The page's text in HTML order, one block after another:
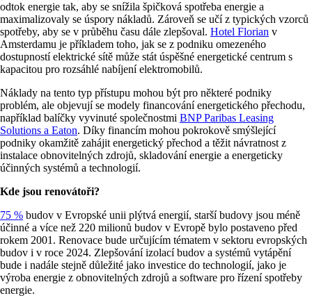
odtok energie tak, aby se snížila špičková spotřeba energie a
maximalizovaly se úspory nákladů. Zároveň se učí z typických vzorců
spotřeby, aby se v průběhu času dále zlepšoval. Hotel Florian v
Amsterdamu je příkladem toho, jak se z podniku omezeného
dostupností elektrické sítě může stát úspěšné energetické centrum s
kapacitou pro rozsáhlé nabíjení elektromobilů.
Náklady na tento typ přístupu mohou být pro některé podniky
problém, ale objevují se modely financování energetického přechodu,
například balíčky vyvinuté společnostmi BNP Paribas Leasing
Solutions a Eaton. Díky financím mohou pokrokově smýšlející
podniky okamžitě zahájit energetický přechod a těžit návratnost z
instalace obnovitelných zdrojů, skladování energie a energeticky
účinných systémů a technologií.
Kde jsou renovátoři?
75 % budov v Evropské unii plýtvá energií, starší budovy jsou méně
účinné a více než 220 milionů budov v Evropě bylo postaveno před
rokem 2001. Renovace bude určujícím tématem v sektoru evropských
budov i v roce 2024. Zlepšování izolací budov a systémů vytápění
bude i nadále stejně důležité jako investice do technologií, jako je
výroba energie z obnovitelných zdrojů a software pro řízení spotřeby
energie.